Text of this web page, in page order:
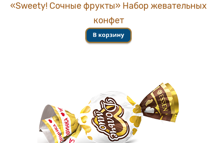
«Sweety! Сочные фрукты» Набор жевательных
конфет